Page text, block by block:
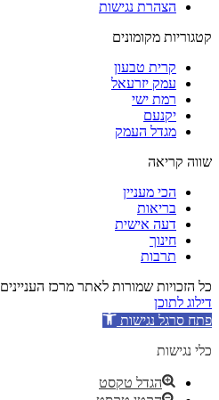
הצהרת נגישות
קטגוריות מקומונים
קרית טבעון
עמק יזרעאל
רמת ישי
יקנעם
מגדל העמק
שווה קריאה
הכי מעניין
בריאות
דעה אישית
חינוך
תרבות
כל הזכויות שמורות לאתר מרכז העניינים 2024
דילוג לתוכן
פתח סרגל נגישות
כלי נגישות
הגדל טקסט